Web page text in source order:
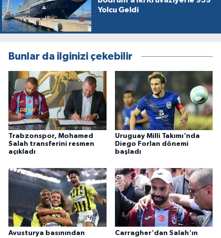
Yolcu Geldi
Bunlar da ilginizi çekebilir
Trabzonspor, Mohamed
Salah transferini resmen
açıkladı
Uruguay Milli Takımı'nda
Diego Forlan dönemi
başladı
Avusturya basınından
Carragher'dan Salah'ın